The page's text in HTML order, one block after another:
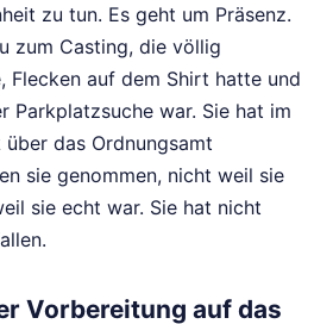
zu tun. Es geht um Präsenz.
zum Casting, die völlig
Flecken auf dem Shirt hatte und
Parkplatzsuche war. Sie hat im
das Ordnungsamt
sie genommen, nicht weil sie
sie echt war. Sie hat nicht
Vorbereitung auf das